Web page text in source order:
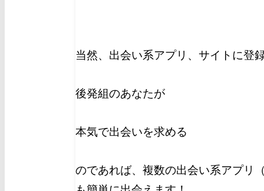
当然、出会い系アプリ、サイトに登
後発組のあなたが
本気で出会いを求める
のであれば、複数の出会い系アプリ